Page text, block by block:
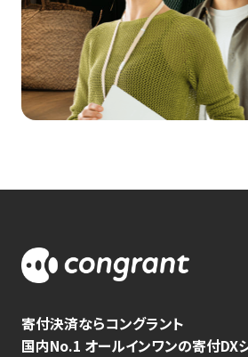
寄付決済ならコングラント
国内No.1 オールインワンの寄付DX